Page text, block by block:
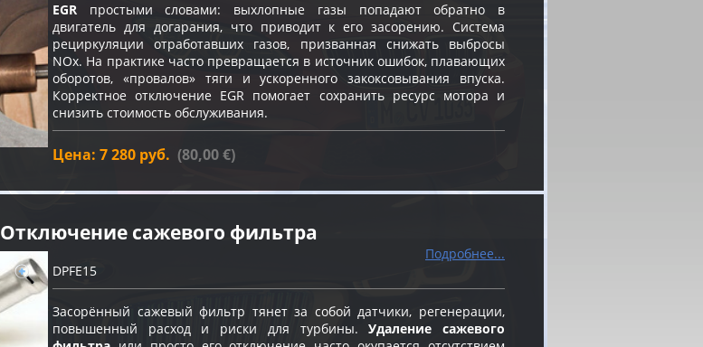
EGR простыми словами: выхлопные газы попадают обратно в
двигатель для догарания, что приводит к его засорению. Система
рециркуляции отработавших газов, призванная снижать выбросы
NOx. На практике часто превращается в источник ошибок, плавающих
оборотов, «провалов» тяги и ускоренного закоксовывания впуска.
Корректное отключение EGR помогает сохранить ресурс мотора и
снизить стоимость обслуживания.
Цена: 7 280 руб. (80,00 €)
Отключение сажевого фильтра
Подробнее...
DPFE15
Засорённый сажевый фильтр тянет за собой датчики, регенерации,
повышенный расход и риски для турбины.Удаление сажевого